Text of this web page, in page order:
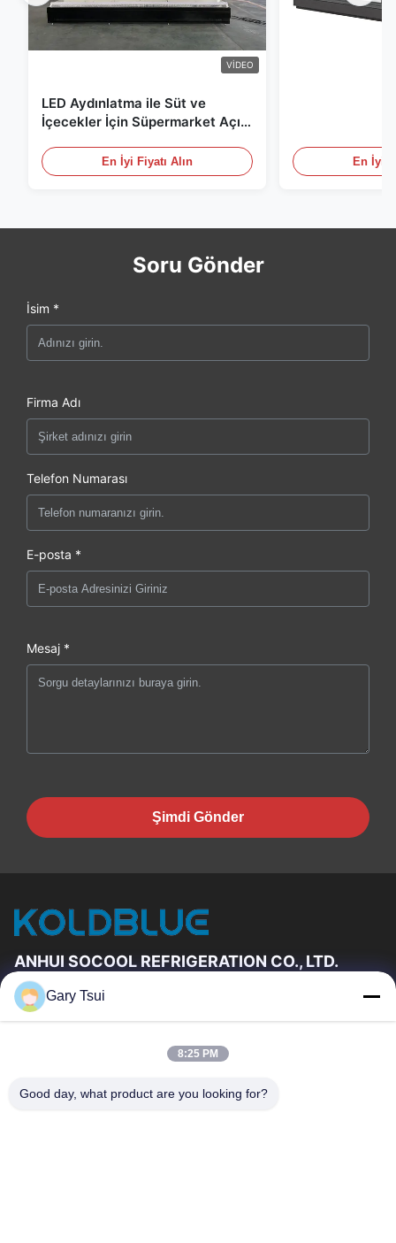
VIDEO
LED Aydınlatma ile Süt ve
İçecekler İçin Süpermarket Açık
En İyi Fiyatı Alın En İyi
Soru Gönder
İsim *
Firma Adı
Telefon Numarası
E-posta *
Mesaj *
Şimdi Gönder
ANHUI SOCOOL REFRIGERATION CO., LTD.
Hızlı Linkler
Hakkımızda
Fabrika Turu
Kalite Kontrol
Gary Tsui
8:25 PM
Good day, what product are you looking for?